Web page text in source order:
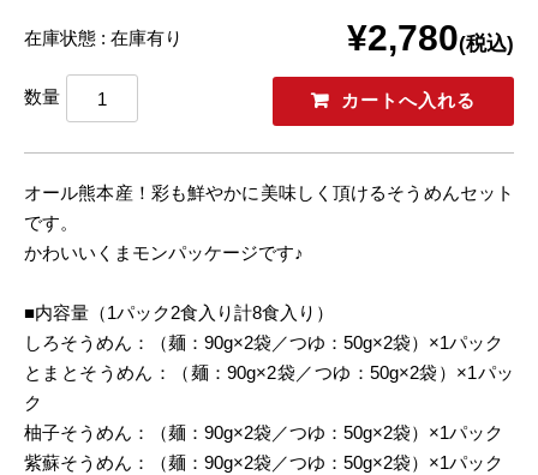
在庫状態 : 在庫有り ¥2,780(税込)
数量
オール熊本産！彩も鮮やかに美味しく頂けるそうめんセット
です。
かわいいくまモンパッケージです♪
■内容量（1パック2食入り計8食入り）
しろそうめん：（麺：90g×2袋／つゆ：50g×2袋）×1パック
とまとそうめん：（麺：90g×2袋／つゆ：50g×2袋）×1パッ
ク
柚子そうめん：（麺：90g×2袋／つゆ：50g×2袋）×1パック
紫蘇そうめん：（麺：90g×2袋／つゆ：50g×2袋）×1パック